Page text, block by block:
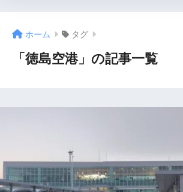
ホーム タグ
「徳島空港」の記事一覧